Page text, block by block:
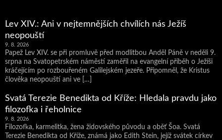
Lev XIV.: Ani v nejtemnějších chvílích nás Ježíš
neopouští
9. 8. 2026
Papež Lev XIV. se při promluvě před modlitbou Anděl Páně v neděli 9.
srpna na Svatopetrském náměstí zaměřil na evangelní příběh o Ježíši
kráčejícím po rozbouřeném Galilejském jezeře. Připomněl, že Kristus
člověka neopouští ani ve […]
Svatá Terezie Benedikta od Kříže: Hledala pravdu jako
filozofka i řeholnice
9. 8. 2026
Filozofka, karmelitka, žena židovského původu a oběť Šoa. Svatá
Terezie Benedikta od Kříže, známá jako Edith Stein, jejíž svátek církev